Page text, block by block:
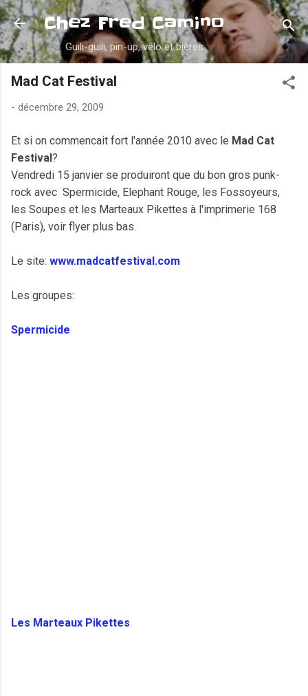
Accéder au contenu principal
Chez Fred Camino
Guili-guili, pin-up, vélo et bières
Mad Cat Festival
- décembre 29, 2009
Et si on commencait fort l'année 2010 avec le Mad Cat
Festival?
Vendredi 15 janvier se produiront que du bon gros punk-
rock avec Spermicide, Elephant Rouge, les Fossoyeurs,
les Soupes et les Marteaux Pikettes à l'imprimerie 168
(Paris), voir flyer plus bas.
Le site: www.madcatfestival.com
Les groupes:
Spermicide
Les Marteaux Pikettes